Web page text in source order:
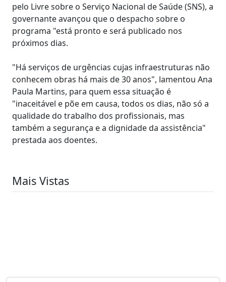
pelo Livre sobre o Serviço Nacional de Saúde (SNS), a
governante avançou que o despacho sobre o
programa "está pronto e será publicado nos
próximos dias.
"Há serviços de urgências cujas infraestruturas não
conhecem obras há mais de 30 anos", lamentou Ana
Paula Martins, para quem essa situação é
"inaceitável e põe em causa, todos os dias, não só a
qualidade do trabalho dos profissionais, mas
também a segurança e a dignidade da assistência"
prestada aos doentes.
Mais Vistas